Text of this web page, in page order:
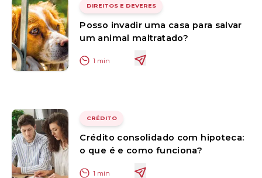
DIREITOS E DEVERES
Posso invadir uma casa para salvar
um animal maltratado?
1 min
CRÉDITO
Crédito consolidado com hipoteca:
o que é e como funciona?
1 min